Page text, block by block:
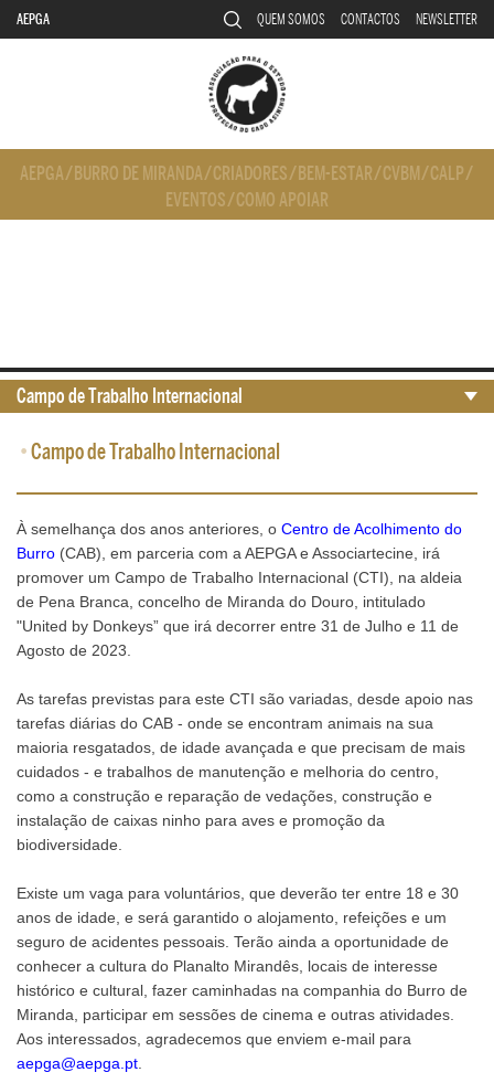
AEPGA QUEM SOMOS CONTACTOS NEWSLETTER
AEPGA/ BURRO DE MIRANDA/CRIADORES/ BEM-ESTAR/CVBM/CALP/
EVENTOS/COMO APOIAR
•Campo de Trabalho Internacional
À semelhança dos anos anteriores, o Centro de Acolhimento do
Burro (CAB), em parceria com a AEPGA e Associartecine, irá
promover um Campo de Trabalho Internacional (CTI), na aldeia
de Pena Branca, concelho de Miranda do Douro, intitulado
"United by Donkeys” que irá decorrer entre 31 de Julho e 11 de
Agosto de 2023.
As tarefas previstas para este CTI são variadas, desde apoio nas
tarefas diárias do CAB - onde se encontram animais na sua
maioria resgatados, de idade avançada e que precisam de mais
cuidados - e trabalhos de manutenção e melhoria do centro,
como a construção e reparação de vedações, construção e
instalação de caixas ninho para aves e promoção da
biodiversidade.
Existe um vaga para voluntários, que deverão ter entre 18 e 30
anos de idade, e será garantido o alojamento, refeições e um
seguro de acidentes pessoais. Terão ainda a oportunidade de
conhecer a cultura do Planalto Mirandês, locais de interesse
histórico e cultural, fazer caminhadas na companhia do Burro de
Miranda, participar em sessões de cinema e outras atividades.
Aos interessados, agradecemos que enviem e-mail para
aepga@aepga.pt
Campo de Trabalho Internacional